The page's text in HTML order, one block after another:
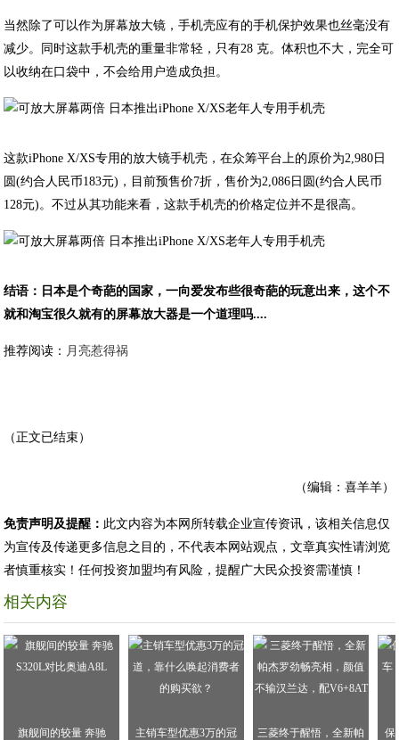
当然除了可以作为屏幕放大镜，手机壳应有的手机保护效果也丝毫没有
减少。同时这款手机壳的重量非常轻，只有28 克。体积也不大，完全可
以收纳在口袋中，不会给用户造成负担。
这款iPhone X/XS专用的放大镜手机壳，在众筹平台上的原价为2,980日
圆(约合人民币183元)，目前预售价7折，售价为2,086 日圆(约合人民币
128元)。不过从其功能来看，这款手机壳的价格定位并不是很高。
结语：日本是个奇葩的国家，一向爱发布些很奇葩的玩意出来，这个不
就和淘宝很久就有的屏幕放大器是一个道理吗....
推荐阅读： 月亮惹得祸
（正文已结束）
（编辑：喜羊羊）
免责声明及提醒： 此文内容为本网所转载企业宣传资讯，该相关信息仅
为宣传及传递更多信息之目的，不代表本网站观点，文章真实性请浏览
者慎重核实！任何投资加盟均有风险，提醒广大民众投资需谨慎！
相关内容
旗舰间的较量 奔驰
主销车型优惠3万的冠
三菱终于醒悟，全新帕
保